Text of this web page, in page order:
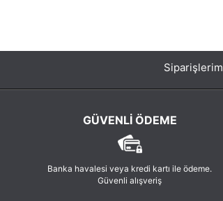
Siparişlerim
GÜVENLI ÖDEME
Banka havalesi veya kredi kartı ile ödeme.
Güvenli alışveriş